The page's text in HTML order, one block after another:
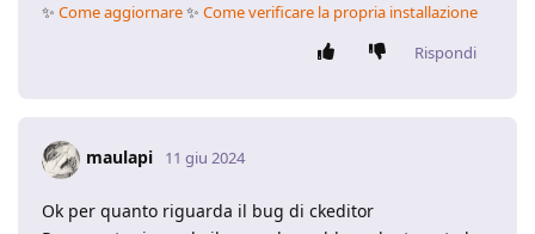
✨ Come aggiornare✨ Come verificare la propria installazione
Rispondi
maulapi 11 giu 2024
Ok per quanto riguarda il bug di ckeditor